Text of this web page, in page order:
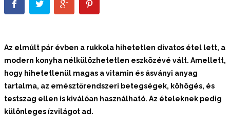
Az elmúlt pár évben a rukkola hihetetlen divatos étel lett, a
modern konyha nélkülözhetetlen eszközévé vált. Amellett,
hogy hihetetlenül magas a vitamin és ásványi anyag
tartalma, az emésztőrendszeri betegségek, köhögés, és
testszag ellen is kiválóan használható. Az ételeknek pedig
különleges ízvilágot ad.